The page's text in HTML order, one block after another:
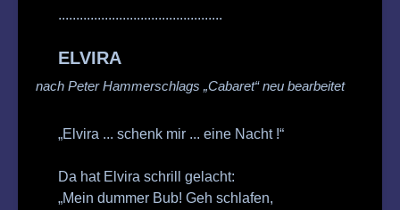
..............................................
ELVIRA
nach Peter Hammerschlags „Cabaret“ neu bearbeitet
„Elvira ... schenk mir ... eine Nacht !“
Da hat Elvira schrill gelacht:
„Mein dummer Bub! Geh schlafen,